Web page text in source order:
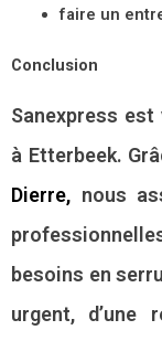
faire un
Conclusion
Sanexpress
à Etterbeek.
Dierre, nous
besoins en
urgent, d’une